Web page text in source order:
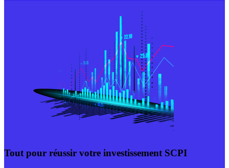
Tout pour réussir votre investissement SCPI